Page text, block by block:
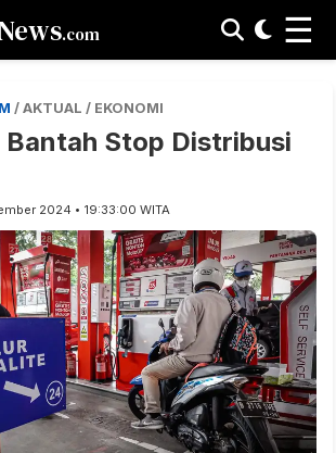
.com ☰
/ AKTUAL / EKONOMI
Bantah Stop Distribusi
2024 • 19:33:00 WITA